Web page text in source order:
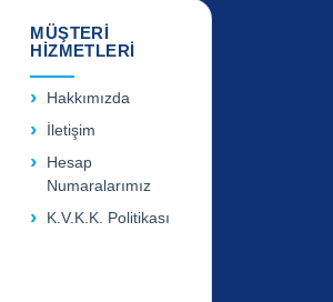
MÜŞTERİ
HİZMETLERİ
Hakkımızda
İletişim
Hesap
Numaralarımız
K.V.K.K. Politikası